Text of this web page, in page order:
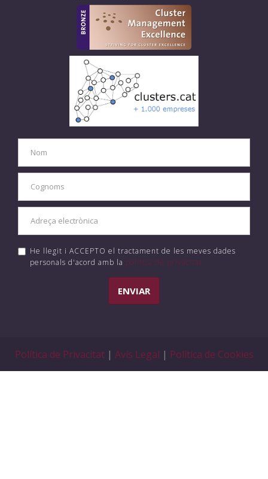
He llegit i ACCEPTO el tractament de les meves dades
personals d'acord amb la política de privacitat.
ENVIAR
Política de Privacitat | Avís Legal | Política de Cookies